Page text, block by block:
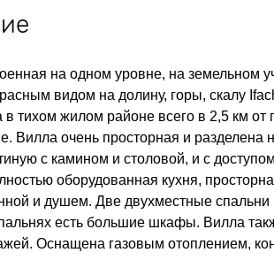
на одном уровне, на земельном
видом на долину, горы, скалу
в тихом жилом районе всего в 2,5 км от
Вилла очень просторная и разделена
с камином и столовой, и с
оборудованная кухня,
и душем. Две двухместные
есть большие шкафы. Вилла
Оснащена газовым отоплением,